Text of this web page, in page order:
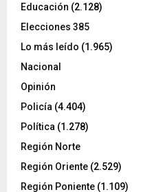
Educación (2.128)
Elecciones 385
Lo más leído (1.965)
Nacional
Opinión
Policía (4.404)
Política (1.278)
Región Norte
Región Oriente (2.529)
Región Poniente (1.109)